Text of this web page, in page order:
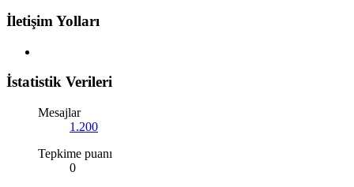
İletişim Yolları
İstatistik Verileri
Mesajlar
1.200
Tepkime puanı
0